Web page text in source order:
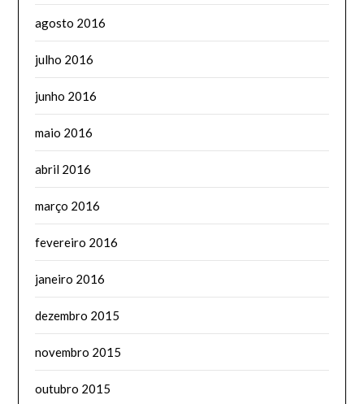
agosto 2016
julho 2016
junho 2016
maio 2016
abril 2016
março 2016
fevereiro 2016
janeiro 2016
dezembro 2015
novembro 2015
outubro 2015